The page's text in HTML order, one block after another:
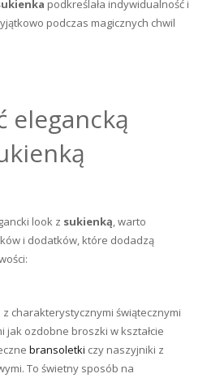
podkreślała indywidualność i
podczas magicznych chwil
elegancką
look z sukienką, warto
i dodatków, które dodadzą
charakterystycznymi świątecznymi
jak ozdobne broszki w kształcie
bransoletki czy naszyjniki z
To świetny sposób na